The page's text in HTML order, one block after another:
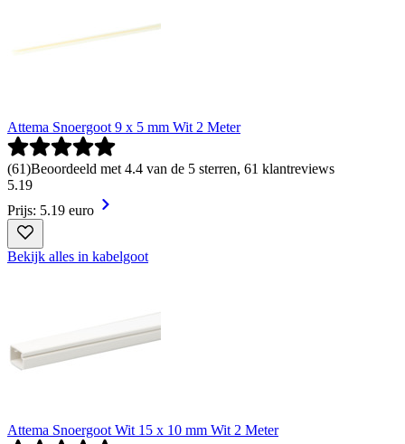
Attema Snoergoot 9 x 5 mm Wit 2 Meter
(61)Beoordeeld met 4.4 van de 5 sterren, 61 klantreviews
5.19
Prijs: 5.19 euro
Bekijk alles in kabelgoot
Attema Snoergoot Wit 15 x 10 mm Wit 2 Meter